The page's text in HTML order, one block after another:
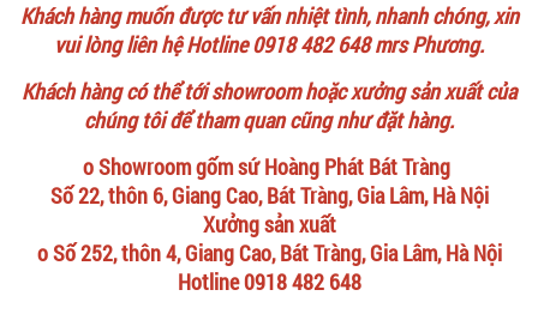
Khách hàng muốn được tư vấn nhiệt tình, nhanh chóng, xin
vui lòng liên hệ Hotline 0918 482 648 mrs Phương.
Khách hàng có thể tới showroom hoặc xưởng sản xuất của
chúng tôi để tham quan cũng như đặt hàng.
o Showroom gốm sứ Hoàng Phát Bát Tràng
Số 22, thôn 6, Giang Cao, Bát Tràng, Gia Lâm, Hà Nội
Xưởng sản xuất
o Số 252, thôn 4, Giang Cao, Bát Tràng, Gia Lâm, Hà Nội
Hotline 0918 482 648